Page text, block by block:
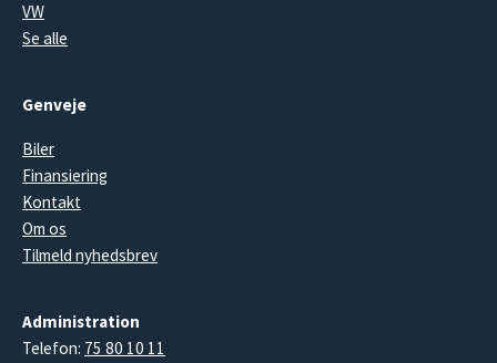
VW
Se alle
Genveje
Biler
Finansiering
Kontakt
Om os
Tilmeld nyhedsbrev
Administration
Telefon: 75 80 10 11